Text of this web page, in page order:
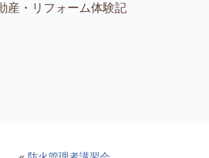
産・リフォーム体験記